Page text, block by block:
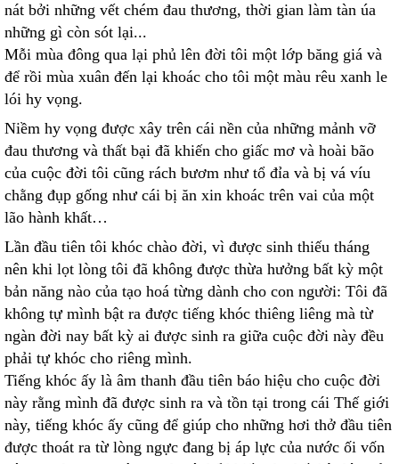
nát bởi những vết chém đau thương, thời gian làm tàn úa
những gì còn sót lại...
Mỗi mùa đông qua lại phủ lên đời tôi một lớp băng giá và
để rồi mùa xuân đến lại khoác cho tôi một màu rêu xanh le
lói hy vọng.
Niềm hy vọng được xây trên cái nền của những mảnh vỡ
đau thương và thất bại đã khiến cho giấc mơ và hoài bão
của cuộc đời tôi cũng rách bươm như tổ đỉa và bị vá víu
chằng đụp gống như cái bị ăn xin khoác trên vai của một
lão hành khất…
Lần đầu tiên tôi khóc chào đời, vì được sinh thiếu tháng
nên khi lọt lòng tôi đã không được thừa hưởng bất kỳ một
bản năng nào của tạo hoá từng dành cho con người: Tôi đã
không tự mình bật ra được tiếng khóc thiêng liêng mà từ
ngàn đời nay bất kỳ ai được sinh ra giữa cuộc đời này đều
phải tự khóc cho riêng mình.
Tiếng khóc ấy là âm thanh đầu tiên báo hiệu cho cuộc đời
này rằng mình đã được sinh ra và tồn tại trong cái Thế giới
này, tiếng khóc ấy cũng để giúp cho những hơi thở đầu tiên
được thoát ra từ lòng ngực đang bị áp lực của nước ối vốn